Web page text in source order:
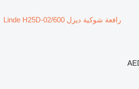
رافعة شوكية ديزل Linde H25D-02/600